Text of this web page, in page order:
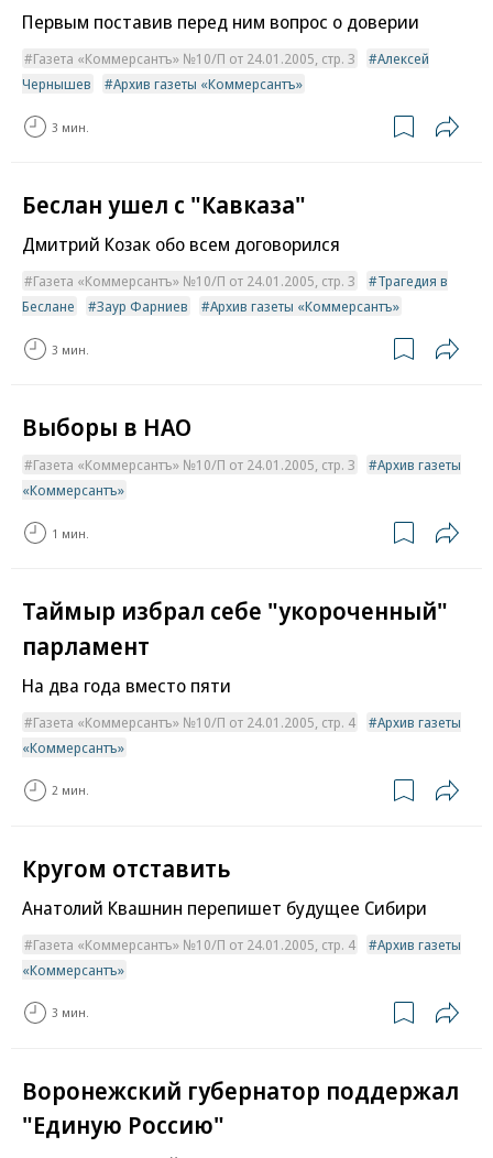
Первым поставив перед ним вопрос о доверии
Газета «Коммерсантъ» №10/П от 24.01.2005, стр. 3
Алексей
Чернышев
Архив газеты «Коммерсантъ»
3 мин.
Беслан ушел с "Кавказа"
Дмитрий Козак обо всем договорился
Газета «Коммерсантъ» №10/П от 24.01.2005, стр. 3
Трагедия в
Беслане
Заур Фарниев Архив газеты «Коммерсантъ»
3 мин.
Выборы в НАО
Газета «Коммерсантъ» №10/П от 24.01.2005, стр. 3
Архив газеты
«Коммерсантъ»
1 мин.
Таймыр избрал себе "укороченный"
парламент
На два года вместо пяти
Газета «Коммерсантъ» №10/П от 24.01.2005, стр. 4
Архив газеты
«Коммерсантъ»
2 мин.
Кругом отставить
Анатолий Квашнин перепишет будущее Сибири
Газета «Коммерсантъ» №10/П от 24.01.2005, стр. 4
Архив газеты
«Коммерсантъ»
3 мин.
Воронежский губернатор поддержал
"Единую Россию"